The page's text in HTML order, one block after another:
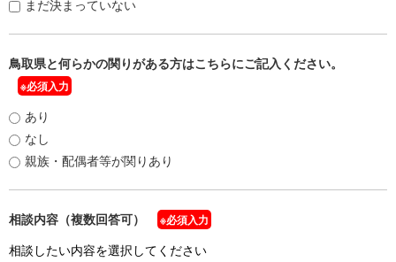
まだ決まっていない
鳥取県と何らかの関りがある方はこちらにご記入ください。
※必須入力
あり
なし
親族・配偶者等が関りあり
相談内容（複数回答可） ※必須入力
相談したい内容を選択してください